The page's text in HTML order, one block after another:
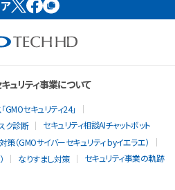
ュリティ事業について
セキュリティ24」
ク診断
セキュリティ相談AIチャットボット
策（GMOサイバーセキュリティ byイエラエ）
なりすまし対策 セキュリティ事業の軌跡